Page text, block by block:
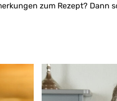
zum Rezept? Dann